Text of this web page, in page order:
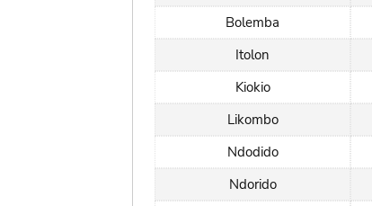
Bolemba
Itolon
Kiokio
Likombo
Ndodido
Ndorido